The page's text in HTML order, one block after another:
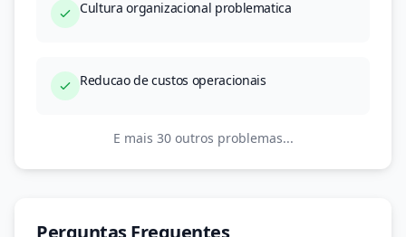
Cultura organizacional problematica
Reducao de custos operacionais
E mais 30 outros problemas...
Perguntas Frequentes